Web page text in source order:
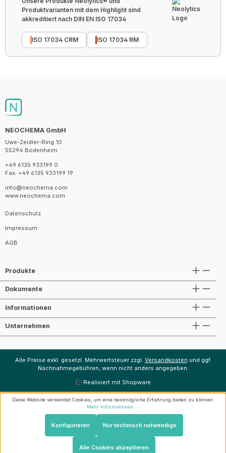
Produktvarianten mit dem Highlight sind
akkreditiert nach DIN EN ISO 17034
ISO 17034 CRM ISO 17034 RM
NEOCHEMA GmbH
Uwe-Zeidler-Ring 10
55294 Bodenheim
+49 6135 933199 0
Fax: +49 6135 933199 19
info@neochema.com
www.neochema.com
Datenschutz
Impressum
AGB
Produkte
Dokumente
Informationen
Unternehmen
Alle Preise exkl. gesetzl. Mehrwertsteuer zzgl. Versandkosten und ggf.
Nachnahmegebühren, wenn nicht anders angegeben.
Realisiert mit Shopware
Diese Website verwendet Cookies, um eine bestmögliche Erfahrung bieten zu können.
Mehr Informationen ...
Nur technisch notwendige
Konfigurieren
Alle Cookies akzeptieren